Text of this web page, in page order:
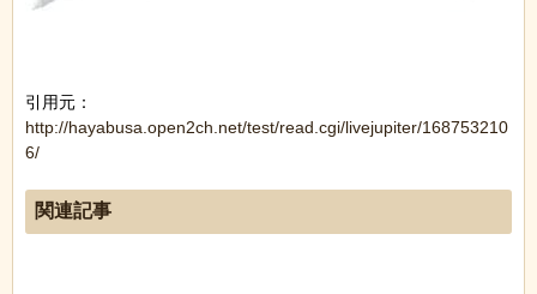
引用元：
http://hayabusa.open2ch.net/test/read.cgi/livejupiter/168753210
6/
関連記事